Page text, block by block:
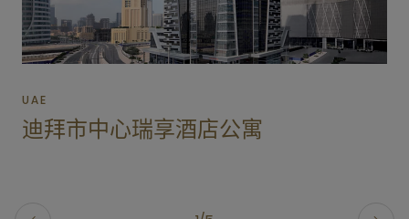
UAE
迪拜市中心瑞享酒店公寓